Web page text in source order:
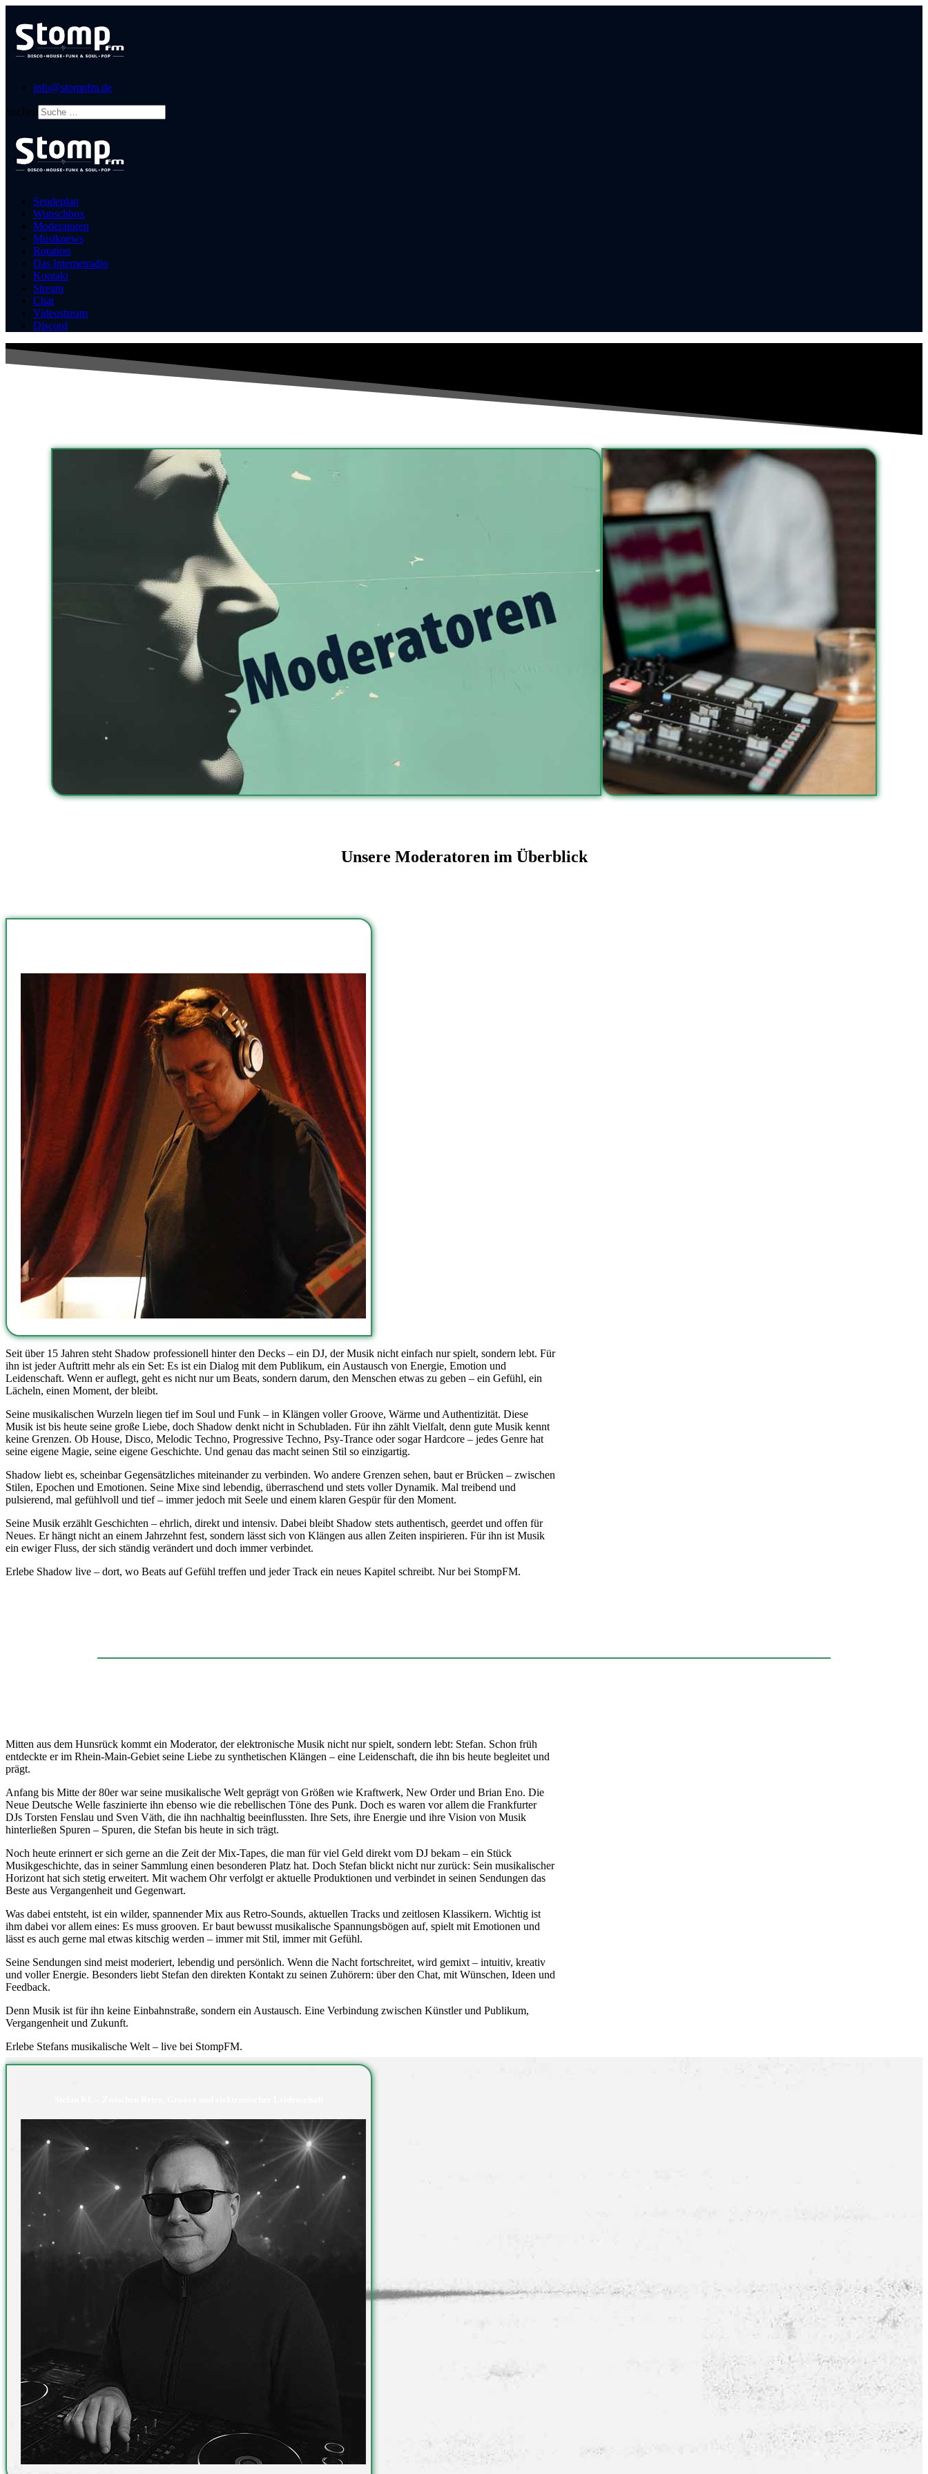
info@stompfm.de
Suchen
Sendeplan
Wunschbox
Moderatoren
Musiknews
Rotation
Das Internetradio
Kontakt
Stream
Chat
Videostream
Discord
Unsere Moderatoren im Überblick
Seit über 15 Jahren steht Shadow professionell hinter den Decks – ein DJ, der Musik nicht einfach nur spielt, sondern lebt. Für
ihn ist jeder Auftritt mehr als ein Set: Es ist ein Dialog mit dem Publikum, ein Austausch von Energie, Emotion und
Leidenschaft. Wenn er auflegt, geht es nicht nur um Beats, sondern darum, den Menschen etwas zu geben – ein Gefühl, ein
Lächeln, einen Moment, der bleibt.
Seine musikalischen Wurzeln liegen tief im Soul und Funk – in Klängen voller Groove, Wärme und Authentizität. Diese
Musik ist bis heute seine große Liebe, doch Shadow denkt nicht in Schubladen. Für ihn zählt Vielfalt, denn gute Musik kennt
keine Grenzen. Ob House, Disco, Melodic Techno, Progressive Techno, Psy-Trance oder sogar Hardcore – jedes Genre hat
seine eigene Magie, seine eigene Geschichte. Und genau das macht seinen Stil so einzigartig.
Shadow liebt es, scheinbar Gegensätzliches miteinander zu verbinden. Wo andere Grenzen sehen, baut er Brücken – zwischen
Stilen, Epochen und Emotionen. Seine Mixe sind lebendig, überraschend und stets voller Dynamik. Mal treibend und
pulsierend, mal gefühlvoll und tief – immer jedoch mit Seele und einem klaren Gespür für den Moment.
Seine Musik erzählt Geschichten – ehrlich, direkt und intensiv. Dabei bleibt Shadow stets authentisch, geerdet und offen für
Neues. Er hängt nicht an einem Jahrzehnt fest, sondern lässt sich von Klängen aus allen Zeiten inspirieren. Für ihn ist Musik
ein ewiger Fluss, der sich ständig verändert und doch immer verbindet.
Erlebe Shadow live – dort, wo Beats auf Gefühl treffen und jeder Track ein neues Kapitel schreibt. Nur bei StompFM.
Mitten aus dem Hunsrück kommt ein Moderator, der elektronische Musik nicht nur spielt, sondern lebt: Stefan. Schon früh
entdeckte er im Rhein-Main-Gebiet seine Liebe zu synthetischen Klängen – eine Leidenschaft, die ihn bis heute begleitet und
prägt.
Anfang bis Mitte der 80er war seine musikalische Welt geprägt von Größen wie Kraftwerk, New Order und Brian Eno. Die
Neue Deutsche Welle faszinierte ihn ebenso wie die rebellischen Töne des Punk. Doch es waren vor allem die Frankfurter
DJs Torsten Fenslau und Sven Väth, die ihn nachhaltig beeinflussten. Ihre Sets, ihre Energie und ihre Vision von Musik
hinterließen Spuren – Spuren, die Stefan bis heute in sich trägt.
Noch heute erinnert er sich gerne an die Zeit der Mix-Tapes, die man für viel Geld direkt vom DJ bekam – ein Stück
Musikgeschichte, das in seiner Sammlung einen besonderen Platz hat. Doch Stefan blickt nicht nur zurück: Sein musikalischer
Horizont hat sich stetig erweitert. Mit wachem Ohr verfolgt er aktuelle Produktionen und verbindet in seinen Sendungen das
Beste aus Vergangenheit und Gegenwart.
Was dabei entsteht, ist ein wilder, spannender Mix aus Retro-Sounds, aktuellen Tracks und zeitlosen Klassikern. Wichtig ist
ihm dabei vor allem eines: Es muss grooven. Er baut bewusst musikalische Spannungsbögen auf, spielt mit Emotionen und
lässt es auch gerne mal etwas kitschig werden – immer mit Stil, immer mit Gefühl.
Seine Sendungen sind meist moderiert, lebendig und persönlich. Wenn die Nacht fortschreitet, wird gemixt – intuitiv, kreativ
und voller Energie. Besonders liebt Stefan den direkten Kontakt zu seinen Zuhörern: über den Chat, mit Wünschen, Ideen und
Feedback.
Denn Musik ist für ihn keine Einbahnstraße, sondern ein Austausch. Eine Verbindung zwischen Künstler und Publikum,
Vergangenheit und Zukunft.
Erlebe Stefans musikalische Welt – live bei StompFM.